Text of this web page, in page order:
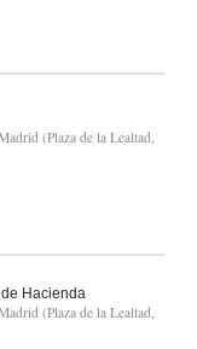
(Plaza de la Lealtad,
Hacienda
(Plaza de la Lealtad,